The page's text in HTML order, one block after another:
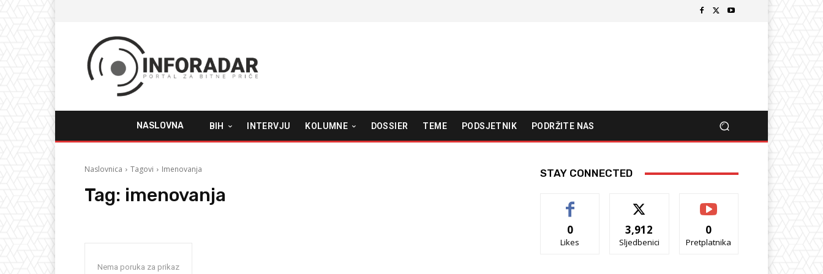
NASLOVNA BIH INTERVJU KOLUMNE DOSSIER TEME PODSJETNIK PODRŽITE NAS
Naslovnica Tagovi Imenovanja
Tag: imenovanja
Nema poruka za prikaz
STAY CONNECTED
0
Likes
3,912
Sljedbenici
0
Pretplatnika